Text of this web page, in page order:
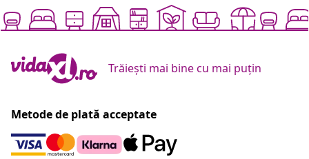
Trăiești mai bine cu mai puțin
Metode de plată acceptate